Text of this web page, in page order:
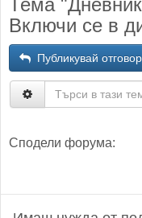
Тема
Включи се в
Публикувай отговор
Сподели форума: